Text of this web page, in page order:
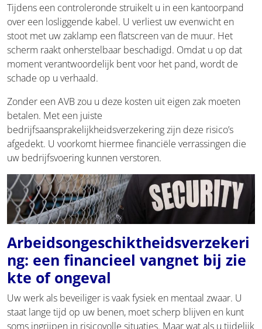
Tijdens een controleronde struikelt u in een kantoorpand
over een losliggende kabel. U verliest uw evenwicht en
stoot met uw zaklamp een flatscreen van de muur. Het
scherm raakt onherstelbaar beschadigd. Omdat u op dat
moment verantwoordelijk bent voor het pand, wordt de
schade op u verhaald.
Zonder een AVB zou u deze kosten uit eigen zak moeten
betalen. Met een juiste
bedrijfsaansprakelijkheidsverzekering zijn deze risico’s
afgedekt. U voorkomt hiermee financiële verrassingen die
uw bedrijfsvoering kunnen verstoren.
Arbeidsongeschiktheidsverzekeri
ng: een financieel vangnet bij zie
kte of ongeval
Uw werk als beveiliger is vaak fysiek en mentaal zwaar. U
staat lange tijd op uw benen, moet scherp blijven en kunt
soms ingrijpen in risicovolle situaties. Maar wat als u tijdelijk